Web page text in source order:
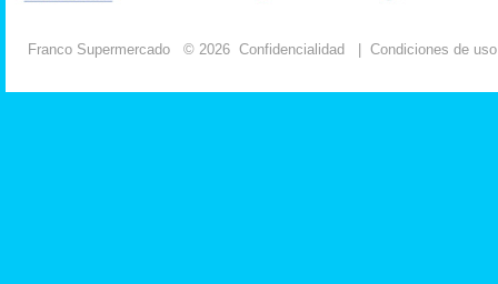
Franco Supermercado © 2026 Confidencialidad Condiciones de uso